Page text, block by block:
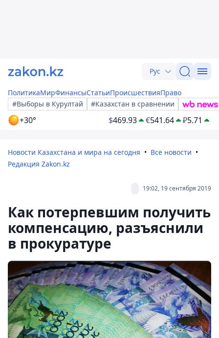
Рус
ПолитикаМирФинансыСтатьиПроисшествияПраво
#Выборы в Курултай
#Казахстан в сравнении
+30° $469.93 €541.64 ₽5.71
Новости Казахстана и мира на сегодня
Все новости
Редакция Zakon.kz
19:02, 19 сентября 2019
Как потерпевшим получить
компенсацию, разъяснили
в прокуратуре